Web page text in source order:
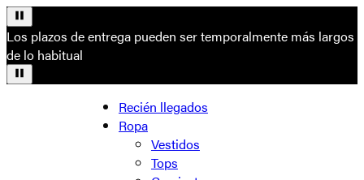
Los plazos de entrega pueden ser temporalmente más largos
de lo habitual
Recién llegados
Ropa
Vestidos
Tops